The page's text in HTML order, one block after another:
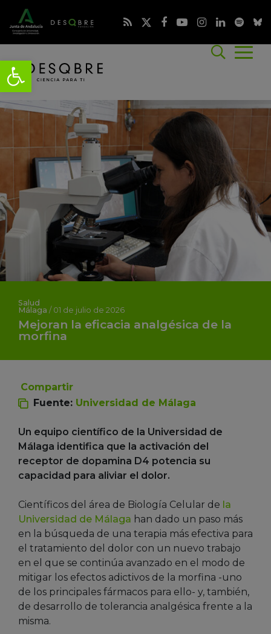
Salud
Málaga / 01 de julio de 2026
Mejoran la eficacia analgésica de la
morfina
Compartir
Fuente: Universidad de Málaga
Un equipo científico de la Universidad de
Málaga identifica que la activación del
receptor de dopamina D4 potencia su
capacidad para aliviar el dolor.
Científicos del área de Biología Celular de la
Universidad de Málaga han dado un paso más
en la búsqueda de una terapia más efectiva para
el tratamiento del dolor con un nuevo trabajo
en el que se continúa avanzado en el modo de
mitigar los efectos adictivos de la morfina -uno
de los principales fármacos para ello- y, también,
de desarrollo de tolerancia analgésica frente a la
misma.